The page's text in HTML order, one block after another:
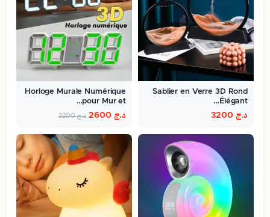
Sablier en Verre 3D Rond
Élégant…
د.ج
Horloge Murale Numérique
pour Mur et…
د.ج د.ج3200